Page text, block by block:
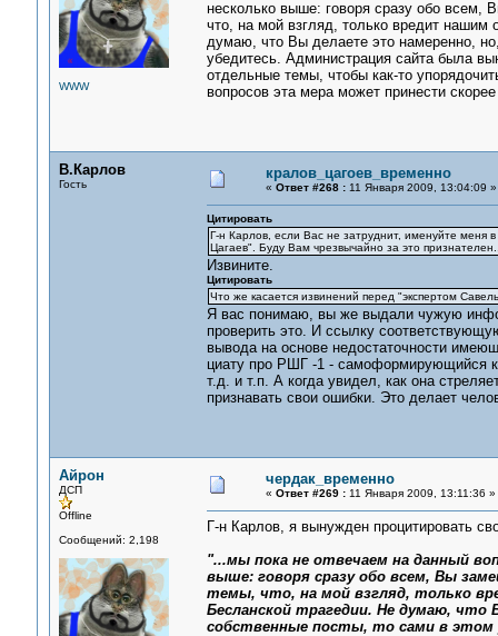
WWW
несколько выше: говоря сразу обо всем,
что, на мой взгляд, только вредит
думаю, что Вы делаете это намеренно,
убедитесь. Администрация сайта была
отдельные темы, чтобы как-то
вопросов эта мера может принести
В.Карлов
Гость
кралов_цагоев_временно
« Ответ #268 :11 Января 2009, 13:04:09 »
Цитировать
Г-н Карлов, если Вас не затруднит, именуйте меня
Цагаев". Буду Вам чрезвычайно за это
Извините.
Цитировать
Что же касается извинений перед "экспертом
Я вас понимаю, вы же выдали чужую
проверить это. И ссылку
вывода на основе недостаточности
циату про РШГ -1 - самоформирующийся
т.д. и т.п. А когда увидел, как она
признавать свои ошибки. Это делает
Айрон
ДСП
Offline
Сообщений: 2,198
чердак_временно
« Ответ #269 :11 Января 2009, 13:11:36 »
Г-н Карлов, я вынужден процитировать
"...мы пока не отвечаем на данный
выше: говоря сразу обо всем, Вы
темы, что, на мой взгляд, только
Бесланской трагедии. Не думаю, что
собственные посты, то сами в этом